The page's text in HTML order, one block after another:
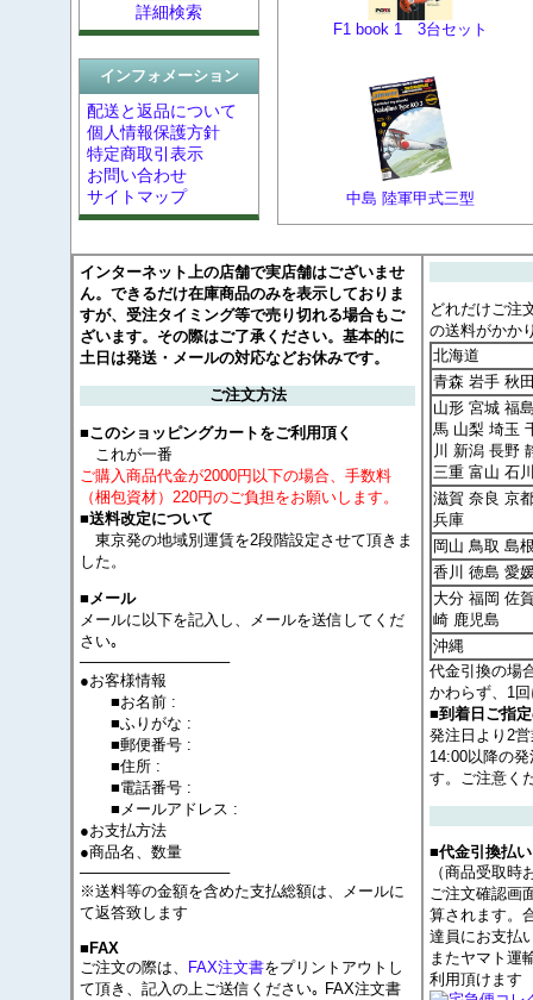
詳細検索
インフォメーション
配送と返品について
個人情報保護方針
特定商取引表示
お問い合わせ
サイトマップ
F1 book 1 3台セット
中島 陸軍甲式三型
インターネット上の店舗で実店舗はございませ
ん。できるだけ在庫商品のみを表示しておりま
すが、受注タイミング等で売り切れる場合もご
ざいます。その際はご了承ください。基本的に
土日は発送・メールの対応などお休みです。
ご注文方法
■このショッピングカートをご利用頂く
これが一番
ご購入商品代金が2000円以下の場合、手数料
（梱包資材）220円のご負担をお願いします。
■送料改定について
東京発の地域別運賃を2段階設定させて頂きま
した。
■メール
メールに以下を記入し、メールを送信してくだ
さい｡
──────────────
●お客様情報
■お名前 :
■ふりがな :
■郵便番号 :
■住所 :
■電話番号 :
■メールアドレス :
●お支払方法
●商品名、数量
──────────────
※送料等の金額を含めた支払総額は、メールに
て返答致します
■FAX
ご注文の際は、 FAX注文書をプリントアウトし
て頂き、記入の上ご送信ください｡ FAX注文書
どれだけご注
の送料がかか
北海道
青森 岩手 秋
山形 宮城 福
馬 山梨 埼玉
川 新潟 長野
三重 富山 石
滋賀 奈良 京
兵庫
岡山 鳥取 島
香川 徳島 愛
大分 福岡 佐
崎 鹿児島
沖縄
代金引換の場
かわらず、1
■到着日ご指
発注日より2
14:00以降の
す。ご注意く
■代金引換払い
（商品受取時
ご注文確認画
算されます。
達員にお支払
またヤマト運
利用頂けます